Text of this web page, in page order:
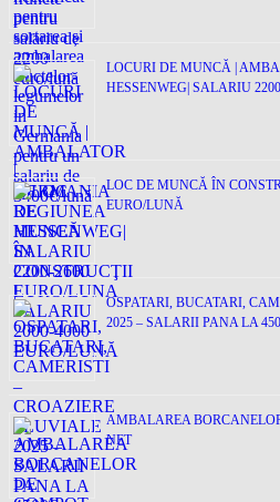
LOCURI DE MUNCĂ |
HESSENWEG| SALARIU
LOC DE MUNCĂ ÎN
EURO/LUNĂ
OSPATARI, BUCATARI,
2025 – SALARII PANA LA
AMBALAREA
NET